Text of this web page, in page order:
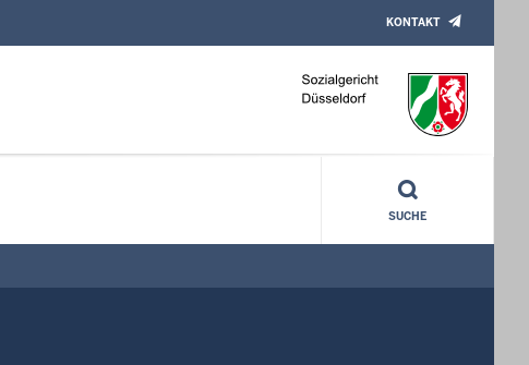
KONTAKT
SUCHE